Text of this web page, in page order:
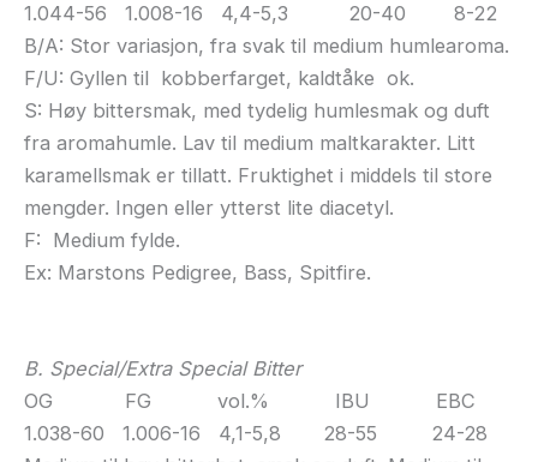
1.044-56 1.008-16 4,4-5,3 20-40 8-22
B/A: Stor variasjon, fra svak til medium humlearoma.
F/U: Gyllen til kobberfarget, kaldtåke ok.
S: Høy bittersmak, med tydelig humlesmak og duft
fra aromahumle. Lav til medium maltkarakter. Litt
karamellsmak er tillatt. Fruktighet i middels til store
mengder. Ingen eller ytterst lite diacetyl.
F: Medium fylde.
Ex: Marstons Pedigree, Bass, Spitfire.
B. Special/Extra Special Bitter
OG FG vol.% IBU EBC
1.038-60 1.006-16 4,1-5,8 28-55 24-28